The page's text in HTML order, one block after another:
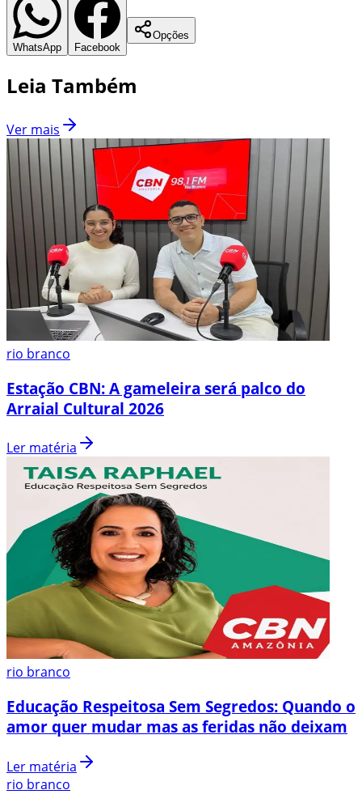
WhatsApp Facebook
Opções
Leia Também
Ver mais
rio branco
Estação CBN: A gameleira será palco do
Arraial Cultural 2026
Ler matéria
rio branco
Educação Respeitosa Sem Segredos: Quando o
amor quer mudar mas as feridas não deixam
Ler matéria
rio branco